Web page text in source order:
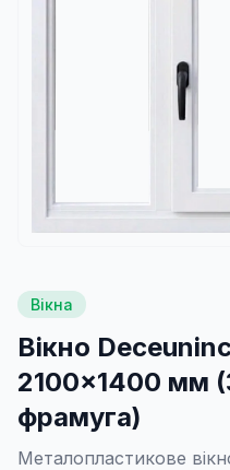
Вікна
Вікно
2100×1400 мм
фрамуга)
Металопластикове